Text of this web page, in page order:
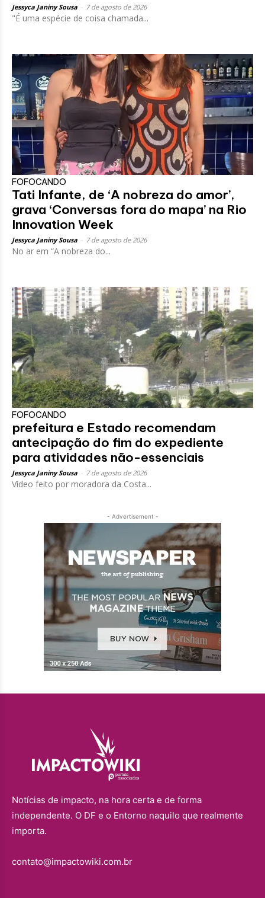
Jessyca Janiny Sousa 7 de agosto de 2026
"É uma espécie de coisa chamada...
FOFOCANDO
Tati Infante, de ‘A nobreza do amor’,
grava ‘Conversas fora do mapa’ na Rio
Innovation Week
Jessyca Janiny Sousa 7 de agosto de 2026
No ar em “A nobreza do...
FOFOCANDO
prefeitura e Estado recomendam
antecipação do fim do expediente
para atividades não-essenciais
Jessyca Janiny Sousa 7 de agosto de 2026
Vídeo feito por moradora da Costa...
- Advertisement -
Notícias de impacto, na hora certa e de forma
independente. O DF e o Entorno naquilo que realmente
importa.
contato@impactowiki.com.br